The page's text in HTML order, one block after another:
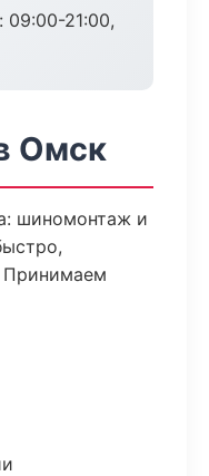
09:00-21:00,
Омск
шиномонтаж и
Принимаем